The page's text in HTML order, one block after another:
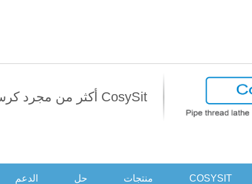
CosySit أكثر من مجرد كرسي. إنه سعى أعلى للحياة!
COSYSIT منتجات حل الدعم